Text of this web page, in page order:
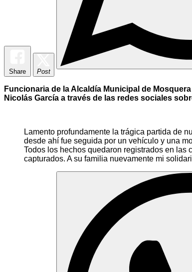
Share Post
Funcionaria de la Alcaldía Municipal de
Nicolás García a través de las redes sociales
Lamento profundamente la trágica partida de
desde ahí fue seguida por un vehículo y una
Todos los hechos quedaron registrados en las
capturados. A su familia nuevamente mi